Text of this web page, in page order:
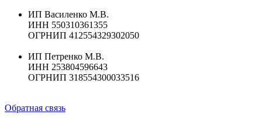
ИП Василенко М.В.
ИНН 550310361355
ОГРНИП 412554329302050
ИП Петренко М.В.
ИНН 253804596643
ОГРНИП 318554300033516
Обратная связь